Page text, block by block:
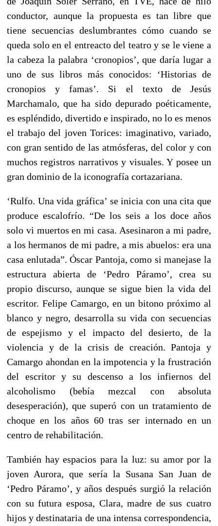
conductor, aunque la propuesta es tan libre que
tiene secuencias deslumbrantes cómo cuando se
queda solo en el entreacto del teatro y se le viene a
la cabeza la palabra ‘cronopios’, que daría lugar a
uno de sus libros más conocidos: ‘Historias de
cronopios y famas’. Si el texto de Jesús
Marchamalo, que ha sido depurado poéticamente,
es espléndido, divertido e inspirado, no lo es menos
el trabajo del joven Torices: imaginativo, variado,
con gran sentido de las atmósferas, del color y con
muchos registros narrativos y visuales. Y posee un
gran dominio de la iconografía cortazariana.
‘Rulfo. Una vida gráfica’ se inicia con una cita que
produce escalofrío. “De los seis a los doce años
solo vi muertos en mi casa. Asesinaron a mi padre,
a los hermanos de mi padre, a mis abuelos: era una
casa enlutada”. Óscar Pantoja, como si manejase la
estructura abierta de ‘Pedro Páramo’, crea su
propio discurso, aunque se sigue bien la vida del
escritor. Felipe Camargo, en un bitono próximo al
blanco y negro, desarrolla su vida con secuencias
de espejismo y el impacto del desierto, de la
violencia y de la crisis de creación. Pantoja y
Camargo ahondan en la impotencia y la frustración
del escritor y su descenso a los infiernos del
alcoholismo (bebía mezcal con absoluta
desesperación), que superó con un tratamiento de
choque en los años 60 tras ser internado en un
centro de rehabilitación.
También hay espacios para la luz: su amor por la
joven Aurora, que sería la Susana San Juan de
‘Pedro Páramo’, y años después surgió la relación
con su futura esposa, Clara, madre de sus cuatro
hijos y destinataria de una intensa correspondencia,